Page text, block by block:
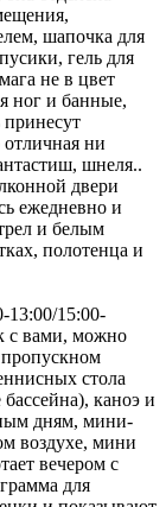
шапочка для
гель для
не в цвет
ног и банные,
принесут
отличная ни
шнеля..
двери
ежедневно и
и белым
полотенца и
13:00/15:00-
с вами, можно
стола
каноэ и
дням, мини-
воздухе, мини
вечером с
для